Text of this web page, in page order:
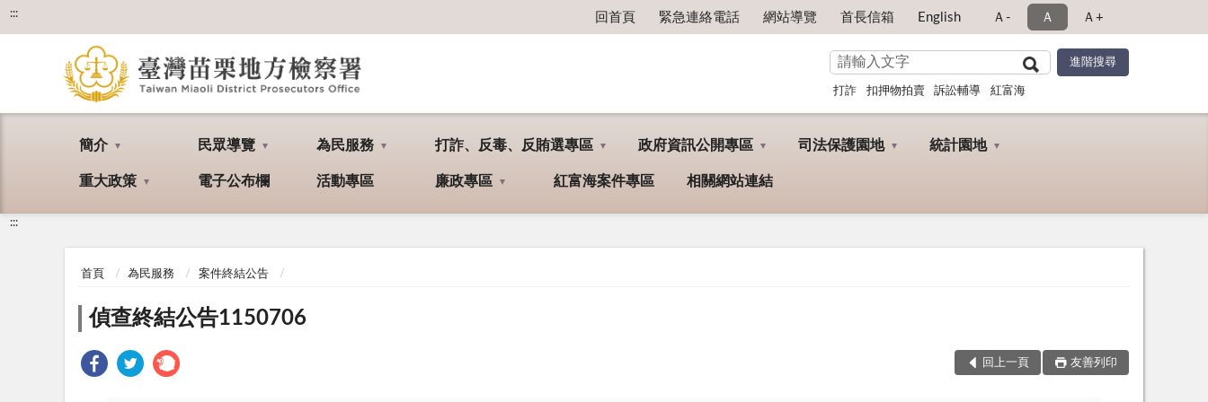
::: 回首頁 緊急連絡電話 網站導覽 首長信箱 English Ａ- Ａ Ａ+
打詐 扣押物拍賣 訴訟輔導 紅富海
簡介 民眾導覽 為民服務 打詐、反毒、反賄選專區 政府資訊公開專區 司法保護園地 統計園地
重大政策 電子公布欄 活動專區 廉政專區 紅富海案件專區 相關網站連結
:::
首頁 為民服務 案件終結公告
偵查終結公告1150706
回上一頁 友善列印